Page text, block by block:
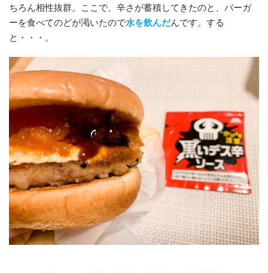
ちろん相性抜群。ここで、辛さが蓄積してきたのと、バーガ
ーを食べてのどが渇いたので水を飲んだんです。する
と・・・。